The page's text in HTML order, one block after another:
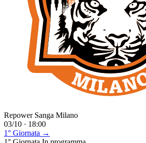
Repower Sanga Milano
03/10 · 18:00
1° Giornata →